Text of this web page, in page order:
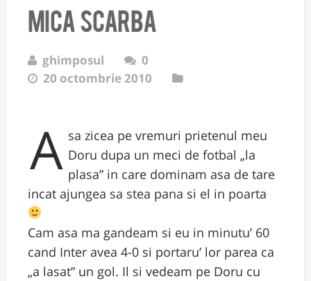
mica scarba
ghimposul
0
20 octombrie 2010
A sa zicea pe vremuri prietenul meu
Doru dupa un meci de fotbal „la
plasa” in care dominam asa de tare
incat ajungea sa stea pana si el in poarta
Cam asa ma gandeam si eu in minutu’ 60
cand Inter avea 4-0 si portaru’ lor parea ca
„a lasat” un gol. Il si vedeam pe Doru cu